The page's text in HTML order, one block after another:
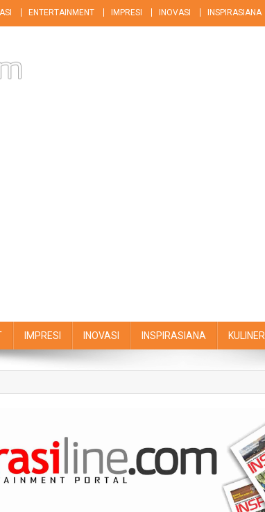
ENTERTAINMENT IMPRESI INOVASI INSPIRASIANA
IMPRESI INOVASI INSPIRASIANA KULINER